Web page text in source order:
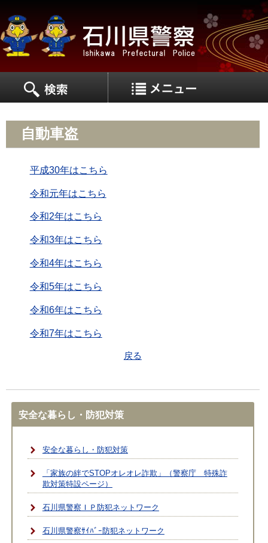
自動車盗
平成30年はこちら
令和元年はこちら
令和2年はこちら
令和3年はこちら
令和4年はこちら
令和5年はこちら
令和6年はこちら
令和7年はこちら
戻る
安全な暮らし・防犯対策
安全な暮らし・防犯対策
「家族の絆でSTOPオレオレ詐欺」（警察庁 特殊詐
欺対策特設ページ）
石川県警察ＩＰ防犯ネットワーク
石川県警察ｻｲﾊﾞｰ防犯ネットワーク